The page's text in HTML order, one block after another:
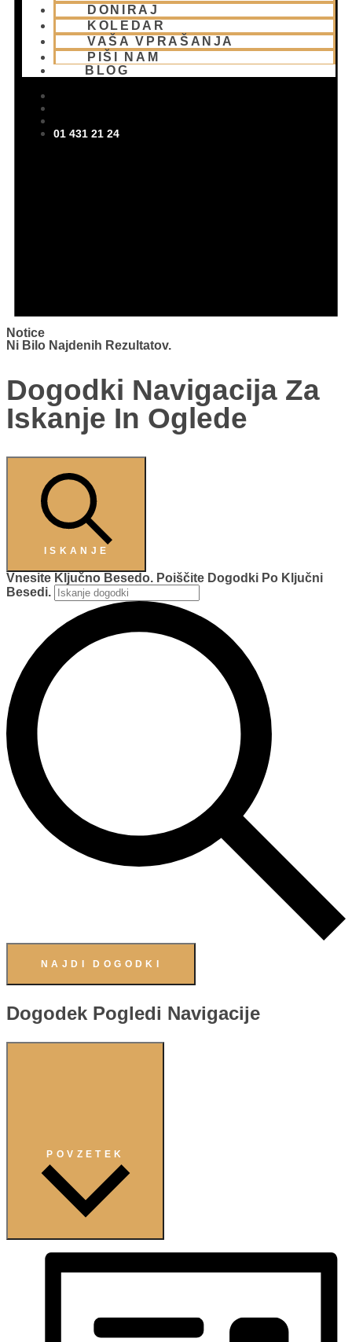
DONIRAJ
KOLEDAR
VAŠA VPRAŠANJA
PIŠI NAM
BLOG
01 431 21 24
Notice
Ni Bilo Najdenih Rezultatov.
Dogodki Navigacija Za
Iskanje In Oglede
ISKANJE
Vnesite Ključno Besedo. Poiščite Dogodki Po Ključni
Besedi.
NAJDI DOGODKI
Dogodek Pogledi Navigacije
POVZETEK